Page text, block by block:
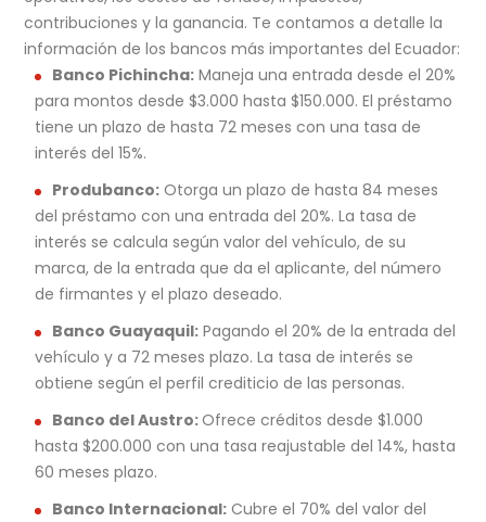
contribuciones y la ganancia. Te contamos a detalle la
información de los bancos más importantes del Ecuador:
Banco Pichincha: Maneja una entrada desde el 20%
para montos desde $3.000 hasta $150.000. El préstamo
tiene un plazo de hasta 72 meses con una tasa de
interés del 15%.
Produbanco: Otorga un plazo de hasta 84 meses
del préstamo con una entrada del 20%. La tasa de
interés se calcula según valor del vehículo, de su
marca, de la entrada que da el aplicante, del número
de firmantes y el plazo deseado.
Banco Guayaquil: Pagando el 20% de la entrada del
vehículo y a 72 meses plazo. La tasa de interés se
obtiene según el perfil crediticio de las personas.
Banco del Austro:Ofrece créditos desde $1.000
hasta $200.000 con una tasa reajustable del 14%, hasta
60 meses plazo.
Banco Internacional: Cubre el 70% del valor del